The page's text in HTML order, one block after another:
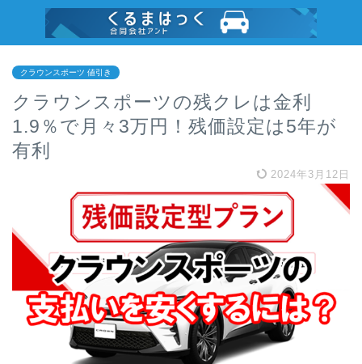
クラウンスポーツ 値引き
クラウンスポーツの残クレは金利
1.9％で月々3万円！残価設定は5年が
有利
2024年3月12日